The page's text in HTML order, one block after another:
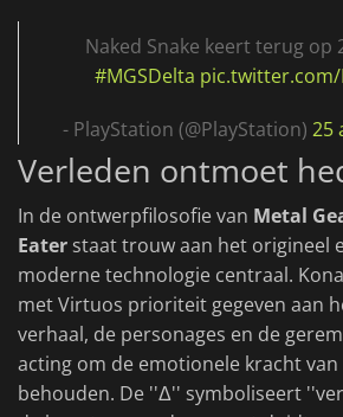
Naked Snake keert terug op
#MGSDelta pic.twitter.com/
- PlayStation (@PlayStation) 25
Verleden ontmoet
In de ontwerpfilosofie van Metal
Eater staat trouw aan het origineel
moderne technologie centraal.
met Virtuos prioriteit gegeven aan
verhaal, de personages en de
acting om de emotionele kracht
behouden. De ''Δ'' symboliseert